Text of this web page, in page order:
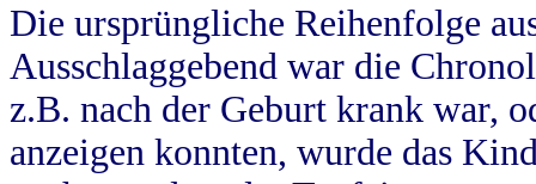
Die ursprüngliche Reihenfolge
Ausschlaggebend war die
z.B. nach der Geburt krank war,
anzeigen konnten, wurde das